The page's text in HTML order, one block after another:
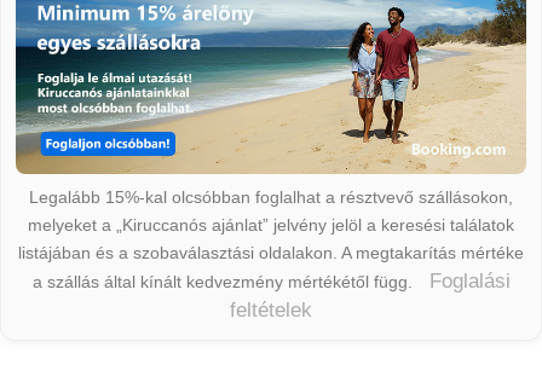
Legalább 15%-kal olcsóbban foglalhat a résztvevő szállásokon,
melyeket a „Kiruccanós ajánlat” jelvény jelöl a keresési találatok
listájában és a szobaválasztási oldalakon. A megtakarítás mértéke
a szállás által kínált kedvezmény mértékétől függ.
Foglalási
feltételek